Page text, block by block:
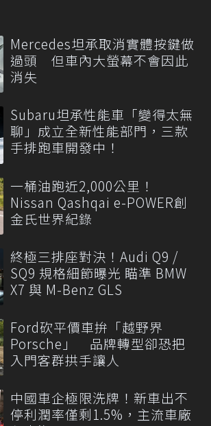
Mercedes坦承取消實體按鍵做
過頭 但車內大螢幕不會因此
消失
Subaru坦承性能車「變得太無
聊」成立全新性能部門，三款
手排跑車開發中！
一桶油跑近2,000公里！
Nissan Qashqai e-POWER創
金氏世界紀錄
終極三排座對決！Audi Q9 /
SQ9 規格細節曝光 瞄準 BMW
X7 與 M-Benz GLS
Ford砍平價車拚「越野界
Porsche」 品牌轉型卻恐把
入門客群拱手讓人
中國車企極限洗牌！新車出不
停利潤率僅剩1.5%，主流車廠